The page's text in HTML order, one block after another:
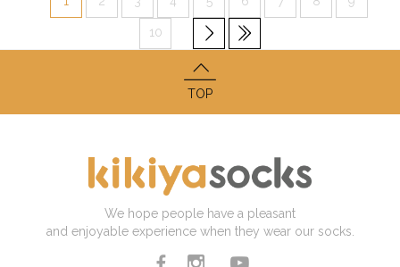
10
We hope people have a pleasant
and enjoyable experience when they wear our socks.
TOP